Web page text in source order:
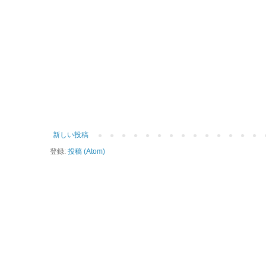
新しい投稿
登録: 投稿 (Atom)